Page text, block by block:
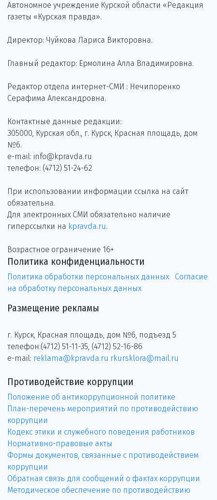
Автономное учреждение Курской области «Редакция
газеты «Курская правда».
Директор: Чуйкова Лариса Викторовна.
Главный редактор: Ермолина Алла Владимировна.
Редактор отдела интернет-СМИ : Нечипоренко
Серафима Александровна.
Контактные данные редакции:
305000, Курская обл., г. Курск, Красная площадь, дом
№6.
e-mail: info@kpravda.ru
телефон: (4712) 51-24-62
При использовании информации ссылка на сайт
обязательна.
Для электронных СМИ обязательно наличие
гиперссылки на kpravda.ru.
Возрастное ограничение 16+
Политика конфиденциальности
Политика обработки персональных данных
Согласие
на обработку персональных данных
Размещение рекламы
г. Курск, Красная площадь, дом №6, подъезд 5
телефон:(4712) 51-11-35, (4712) 52-16-86
e-mail: reklama@kpravda.ru rkursklora@mail.ru
Противодействие коррупции
Положение об антикоррупционной политике
План-перечень мероприятий по противодействию
коррупции
Кодекс этики и служебного поведения работников
Нормативно-правовые акты
Формы документов, связанные с противодействием
коррупции
Обратная связь для сообщений о фактах коррупции
Методическое обеспечение по противодействию